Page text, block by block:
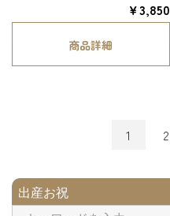
￥3,850
商品詳細
1 2